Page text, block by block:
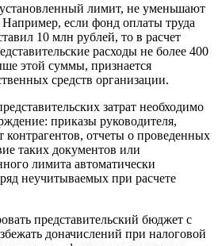
лимит, не уменьшают
Например, если фонд оплаты труда
10 млн рублей, то в расчет
расходы не более 400
этой суммы, признается
средств организации.
затрат необходимо
приказы руководителя,
контрагентов, отчеты о проведенных
таких документов или
лимита автоматически
неучитываемых при расчете
представительский бюджет с
доначислений при налоговой